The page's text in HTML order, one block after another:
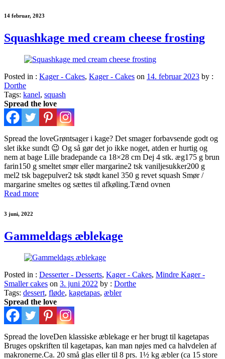
14 februar, 2023
Squashkage med cream cheese frosting
Posted in : Kager - Cakes, Kager - Cakes on 14. februar 2023 by :
Dorthe
Tags: kanel, squash
Spread the love
Spread the loveGrøntsager i kage? Det smager forbavsende godt og
slet ikke sundt 😉 Og så gør det jo ikke noget, atden er hurtig og
nem at bage Lille bradepande ca 18×28 cm Dej 4 stk. æg175 g brun
farin150 g smeltet smør eller margarine2 tsk vaniljesukker200 g
mel2 tsk bagepulver2 tsk stødt kanel 350 g revet squash Smør /
margarine smeltes og sættes til afkøling.Tænd ovnen
Read more
3 juni, 2022
Gammeldags æblekage
Posted in : Desserter - Desserts, Kager - Cakes, Mindre Kager -
Smaller cakes on 3. juni 2022 by : Dorthe
Tags: dessert, fløde, kagetapas, æbler
Spread the love
Spread the loveDen klassiske æblekage er her brugt til kagetapas
Bruges opskriften til kagetapas, kan man nøjes med ca halvdelen af
makronerne.Ca. 20 små glas eller til 8 prs. 1½ kg æbler (ca 15 store